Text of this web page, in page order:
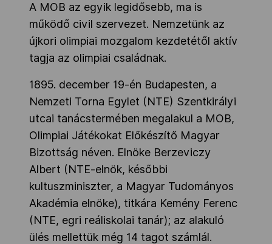
OVEP
Adatbank
A MOB az egyik legidősebb, ma is
működő civil szervezet. Nemzetünk az
újkori olimpiai mozgalom kezdetétől aktív
tagja az olimpiai családnak.
1895. december 19-én Budapesten, a
Nemzeti Torna Egylet (NTE) Szentkirályi
utcai tanácstermében megalakul a MOB,
Olimpiai Játékokat Előkészítő Magyar
Bizottság néven. Elnöke Berzeviczy
Albert (NTE-elnök, későbbi
kultuszminiszter, a Magyar Tudományos
Akadémia elnöke), titkára Kemény Ferenc
(NTE, egri reáliskolai tanár); az alakuló
ülés mellettük még 14 tagot számlál.